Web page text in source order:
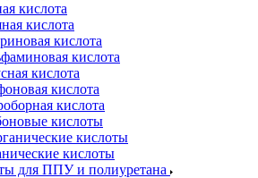
кислота
кислота
кислота
кислота
кислота
кислота
кислота
кислоты
кислоты
кислоты
для ППУ и полиуретана